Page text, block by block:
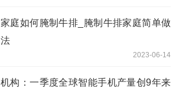
家庭如何腌制牛排_腌制牛排家庭简单做
法
2023-06-14
机构：一季度全球智能手机产量创9年来